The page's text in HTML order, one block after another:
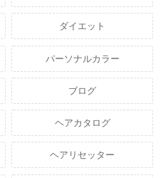
ダイエット
パーソナルカラー
ブログ
ヘアカタログ
ヘアリセッター